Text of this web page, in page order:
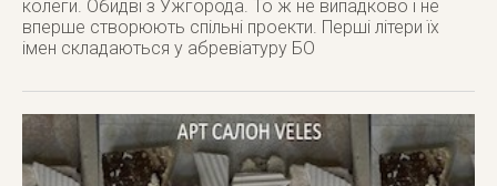
колеги. Обидві з Ужгорода. То ж не випадково і не
вперше створюють спільні проекти. Перші літери їх
імен складаються у абревіатуру БО